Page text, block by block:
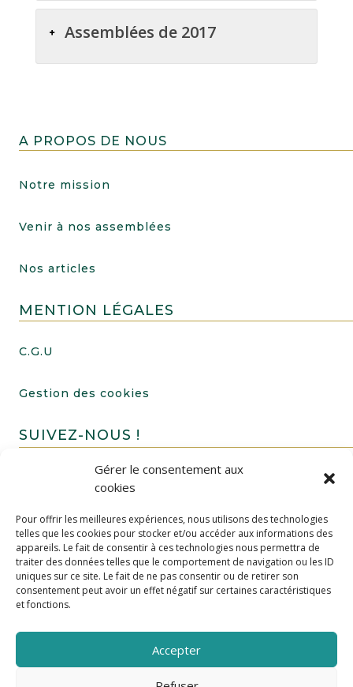
Gérer le consentement aux
cookies
Pour offrir les meilleures expériences, nous utilisons des technologies
telles que les cookies pour stocker et/ou accéder aux informations des
appareils. Le fait de consentir à ces technologies nous permettra de
traiter des données telles que le comportement de navigation ou les ID
uniques sur ce site. Le fait de ne pas consentir ou de retirer son
consentement peut avoir un effet négatif sur certaines caractéristiques
et fonctions.
Accepter
Assemblées de 2017
A PROPOS DE NOUS
Notre mission
Venir à nos assemblées
Nos articles
MENTION LÉGALES
C.G.U
Gestion des cookies
SUIVEZ-NOUS !
FAIRE UN DON